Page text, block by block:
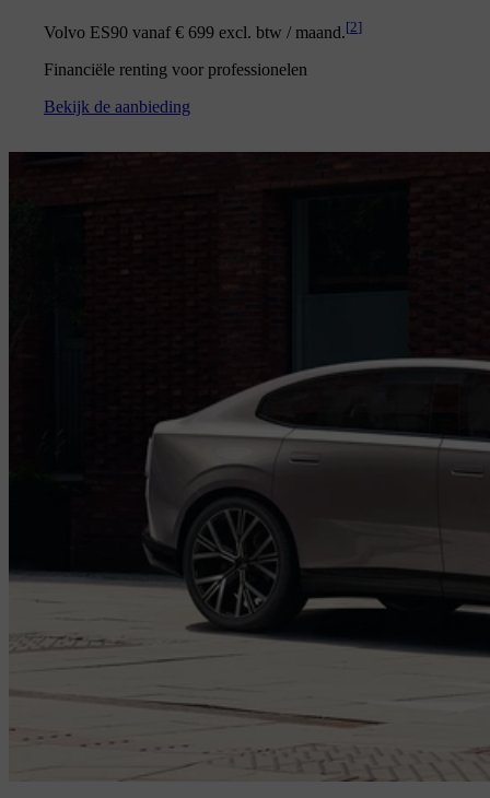
Volvo ES90 vanaf € 699 excl. btw / maand.[2]
Financiële renting voor professionelen
Bekijk de aanbieding